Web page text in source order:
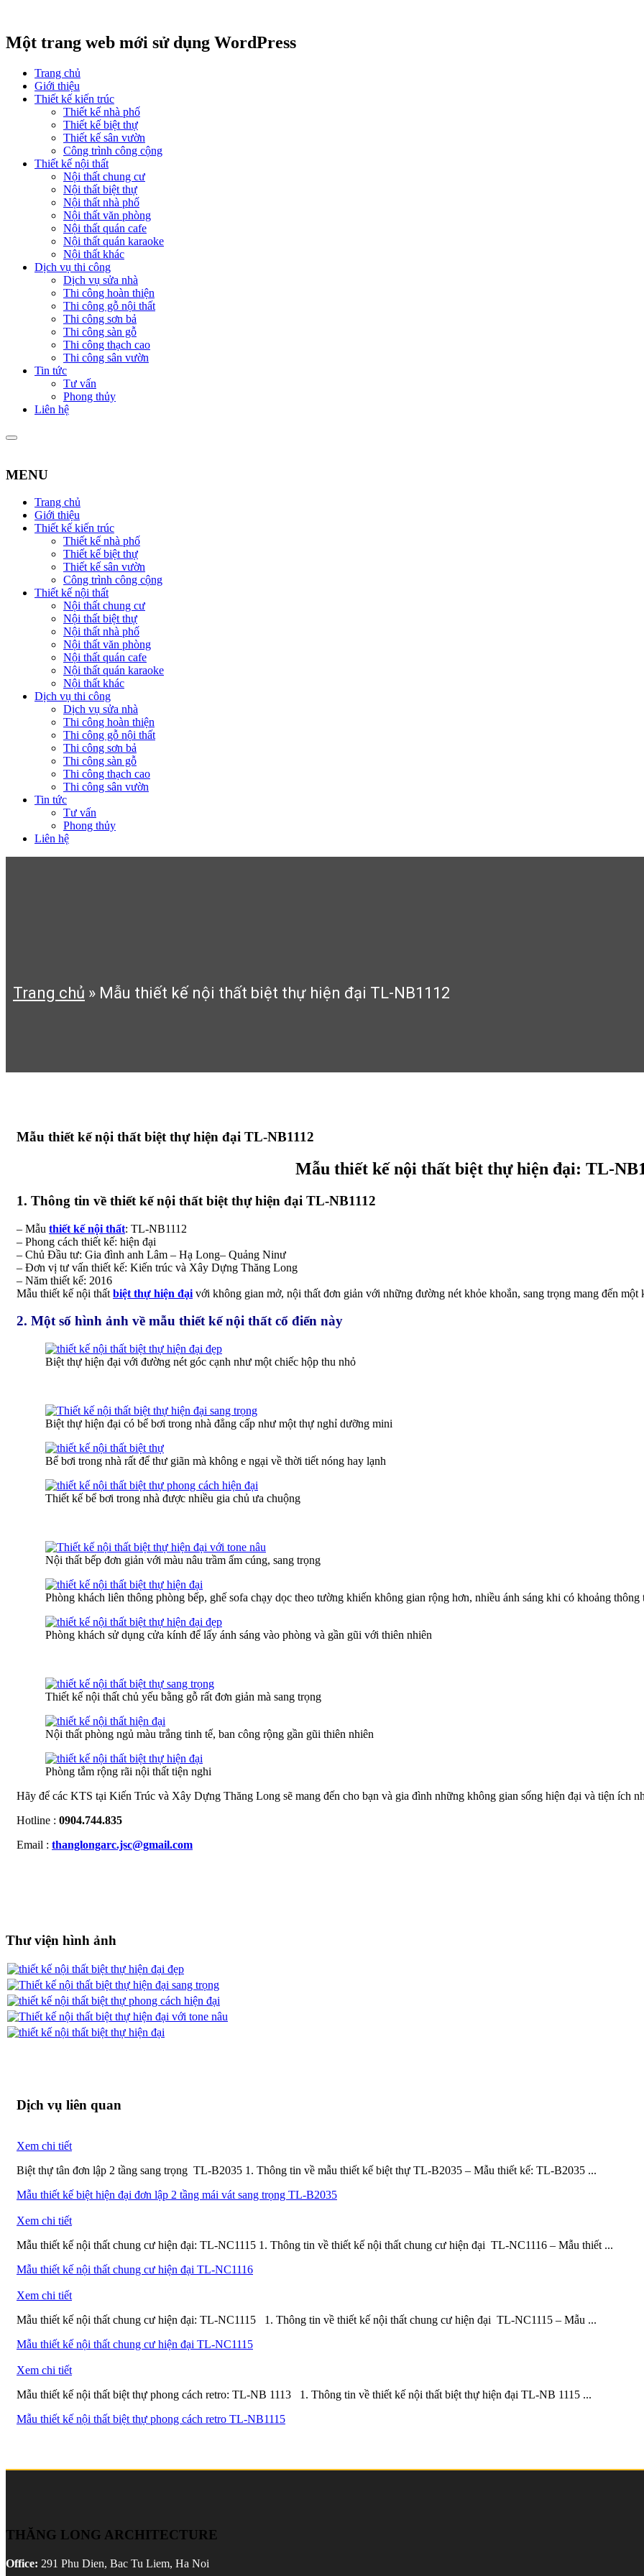
Một trang web mới sử dụng WordPress
Trang chủ
Giới thiệu
Thiết kế kiến trúc
Thiết kế nhà phố
Thiết kế biệt thự
Thiết kế sân vườn
Công trình công cộng
Thiết kế nội thất
Nội thất chung cư
Nội thất biệt thự
Nội thất nhà phố
Nội thất văn phòng
Nội thất quán cafe
Nội thất quán karaoke
Nội thất khác
Dịch vụ thi công
Dịch vụ sửa nhà
Thi công hoàn thiện
Thi công gỗ nội thất
Thi công sơn bả
Thi công sàn gỗ
Thi công thạch cao
Thi công sân vườn
Tin tức
Tư vấn
Phong thủy
Liên hệ
MENU
Trang chủ
Giới thiệu
Thiết kế kiến trúc
Thiết kế nhà phố
Thiết kế biệt thự
Thiết kế sân vườn
Công trình công cộng
Thiết kế nội thất
Nội thất chung cư
Nội thất biệt thự
Nội thất nhà phố
Nội thất văn phòng
Nội thất quán cafe
Nội thất quán karaoke
Nội thất khác
Dịch vụ thi công
Dịch vụ sửa nhà
Thi công hoàn thiện
Thi công gỗ nội thất
Thi công sơn bả
Thi công sàn gỗ
Thi công thạch cao
Thi công sân vườn
Tin tức
Tư vấn
Phong thủy
Liên hệ
Trang chủ » Mẫu thiết kế nội thất biệt thự hiện đại TL-NB1112
Mẫu thiết kế nội thất biệt thự hiện đại TL-NB1112
Mẫu thiết kế nội thất biệt thự hiện đại: TL-
1. Thông tin về thiết kế nội thất biệt thự hiện đại TL-NB1112
– Mẫu thiết kế nội thất: TL-NB1112
– Phong cách thiết kế: hiện đại
– Chủ Đầu tư: Gia đình anh Lâm – Hạ Long– Quảng Ninư
– Đơn vị tư vấn thiết kế: Kiến trúc và Xây Dựng Thăng Long
– Năm thiết kế: 2016
Mẫu thiết kế nội thất biệt thự hiện đại với không gian mở, nội thất đơn giản với những đường nét khỏe khoắn, sang trọng mang đến một
2. Một số hình ảnh về mẫu thiết kế nội thất cổ điển này
Biệt thự hiện đại với đường nét góc cạnh như một chiếc hộp thu nhỏ
Biệt thự hiện đại có bể bơi trong nhà đẳng cấp như một thự nghỉ dưỡng mini
Bể bơi trong nhà rất để thư giãn mà không e ngại về thời tiết nóng hay lạnh
Thiết kế bể bơi trong nhà được nhiều gia chủ ưa chuộng
Nội thất bếp đơn giản với màu nâu trầm ấm cúng, sang trọng
Phòng khách liên thông phòng bếp, ghế sofa chạy dọc theo tường khiến không gian rộng hơn, nhiều ánh sáng khi có khoảng thông
Phòng khách sử dụng cửa kính để lấy ánh sáng vào phòng và gần gũi với thiên nhiên
Thiết kế nội thất chủ yếu bằng gỗ rất đơn giản mà sang trọng
Nội thất phòng ngủ màu trắng tinh tế, ban công rộng gần gũi thiên nhiên
Phòng tắm rộng rãi nội thất tiện nghi
Hãy để các KTS tại Kiến Trúc và Xây Dựng Thăng Long sẽ mang đến cho bạn và gia đình những không gian sống hiện đại và tiện ích
Hotline : 0904.744.835
Email : thanglongarc.jsc@gmail.com
Thư viện hình ảnh
Dịch vụ liên quan
Xem chi tiết
Biệt thự tân đơn lập 2 tầng sang trọng TL-B2035 1. Thông tin về mẫu thiết kế biệt thự TL-B2035 – Mẫu thiết kế: TL-B2035 ...
Mẫu thiết kế biệt hiện đại đơn lập 2 tầng mái vát sang trọng TL-B2035
Xem chi tiết
Mẫu thiết kế nội thất chung cư hiện đại: TL-NC1115 1. Thông tin về thiết kế nội thất chung cư hiện đại TL-NC1116 – Mẫu thiết ...
Mẫu thiết kế nội thất chung cư hiện đại TL-NC1116
Xem chi tiết
Mẫu thiết kế nội thất chung cư hiện đại: TL-NC1115 1. Thông tin về thiết kế nội thất chung cư hiện đại TL-NC1115 – Mẫu ...
Mẫu thiết kế nội thất chung cư hiện đại TL-NC1115
Xem chi tiết
Mẫu thiết kế nội thất biệt thự phong cách retro: TL-NB 1113 1. Thông tin về thiết kế nội thất biệt thự hiện đại TL-NB 1115 ...
Mẫu thiết kế nội thất biệt thự phong cách retro TL-NB1115
THĂNG LONG ARCHITECTURE
Office: 291 Phu Dien, Bac Tu Liem, Ha Noi